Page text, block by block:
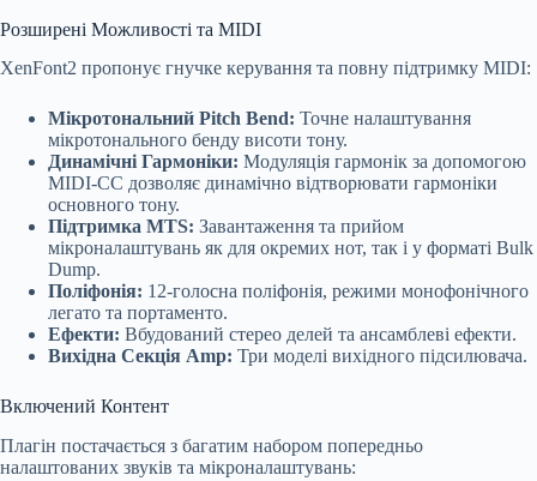
Розширені Можливості та MIDI
XenFont2 пропонує гнучке керування та повну підтримку MIDI:
Мікротональний Pitch Bend: Точне налаштування
мікротонального бенду висоти тону.
Динамічні Гармоніки: Модуляція гармонік за допомогою
MIDI-CC дозволяє динамічно відтворювати гармоніки
основного тону.
Підтримка MTS: Завантаження та прийом
мікроналаштувань як для окремих нот, так і у форматі Bulk
Dump.
Поліфонія: 12-голосна поліфонія, режими монофонічного
легато та портаменто.
Ефекти: Вбудований стерео делей та ансамблеві ефекти.
Вихідна Секція Amp: Три моделі вихідного підсилювача.
Включений Контент
Плагін постачається з багатим набором попередньо
налаштованих звуків та мікроналаштувань: